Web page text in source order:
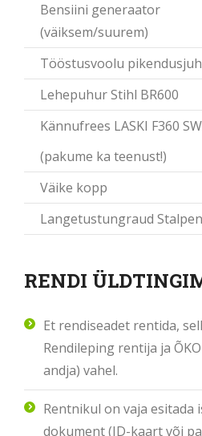
Bensiini generaator
(väiksem/suurem)
Tööstusvoolu
Lehepuhur Stihl BR600
Kännufrees LASKI F360
(pakume ka teenust!)
Väike kopp
Langetustungraud Stalpen
RENDI
Et rendiseadet rentida,
Rendileping rentija ja
andja) vahel.
Rentnikul on vaja esitada
dokument (ID-kaart või